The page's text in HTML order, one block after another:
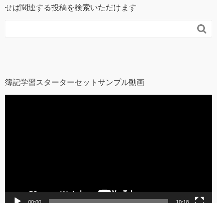
せば関連する投稿を検索いただけます

簿記学習スターターセットサンプル動画